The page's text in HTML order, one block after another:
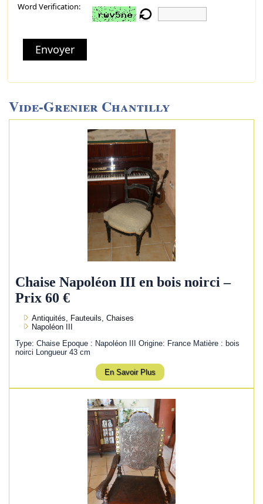
Word Verification:
Envoyer
Vide-Grenier Chantilly
Chaise Napoléon III en bois noirci –
Prix 60 €
Antiquités, Fauteuils, Chaises
Napoléon III
Type: Chaise Epoque : Napoléon III Origine: France Matière : bois
noirci Longueur 43 cm
En Savoir Plus